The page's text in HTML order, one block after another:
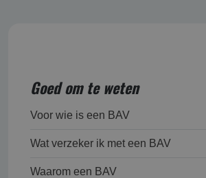
Goed om te weten
Voor wie is een BAV
Wat verzeker ik met een BAV
Waarom een BAV